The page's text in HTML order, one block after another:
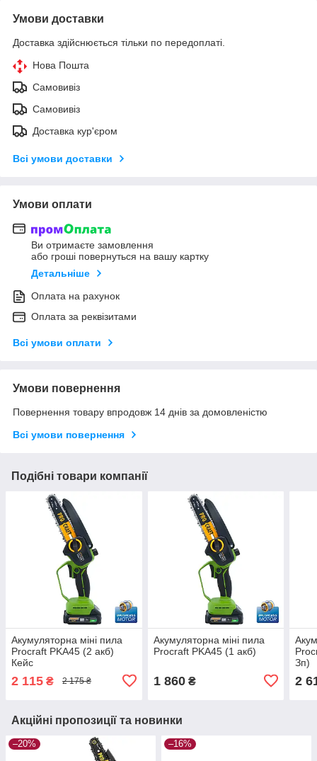
Умови доставки
Доставка здійснюється тільки по передоплаті.
Нова Пошта
Самовивіз
Самовивіз
Доставка кур'єром
Всі умови доставки
Умови оплати
Ви отримаєте замовлення
або гроші повернуться на вашу картку
Детальніше
Оплата на рахунок
Оплата за реквізитами
Всі умови оплати
Умови повернення
Повернення товару впродовж 14 днів за домовленістю
Всі умови повернення
Подібні товари компанії
Акумуляторна міні пила
Procraft PKA45 (2 акб)
Кейс
2 115 ₴ 2 175 ₴
Акумуляторна міні пила
Procraft PKA45 (1 акб)
1 860₴
Зп)
2
Акційні пропозиції та новинки
–20% –16%